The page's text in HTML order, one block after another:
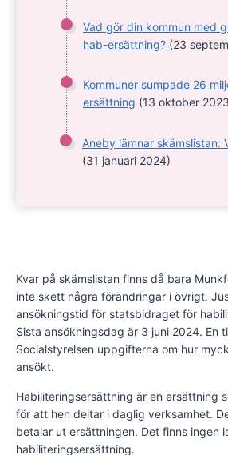
Vad gör din kommun med
hab-ersättning? (23
Kommuner sumpade 26
ersättning (13 oktober
Aneby lämnar skämslistan:
(31 januari 2024)
Kvar på skämslistan finns då bara
inte skett några förändringar i övrigt.
ansökningstid för statsbidraget för
Sista ansökningsdag är 3 juni 2024. En
Socialstyrelsen uppgifterna om hur
ansökt.
Habiliteringsersättning är en ersättning
för att hen deltar i daglig verksamhet.
betalar ut ersättningen. Det finns ingen
habiliteringsersättning.